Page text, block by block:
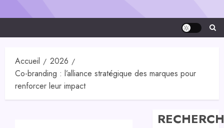
Accueil
2026
Co-branding : l’alliance stratégique des marques pour
renforcer leur impact